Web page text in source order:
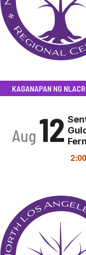
KAGANAPAN NG
Aug 12